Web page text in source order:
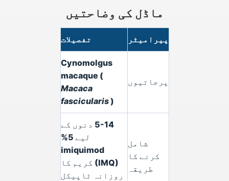
ماڈل کی وضاحتیں
پیرامیٹر تفصیلات
پرجاتیوں
Cynomolgus
macaque (
Macaca
fascicularis)
شامل
کرنے کا
طریقہ
5-14 دنوں کے
لیے 5%
imiquimod
(IMQ) کریم کا
روزانہ ٹاپیکل